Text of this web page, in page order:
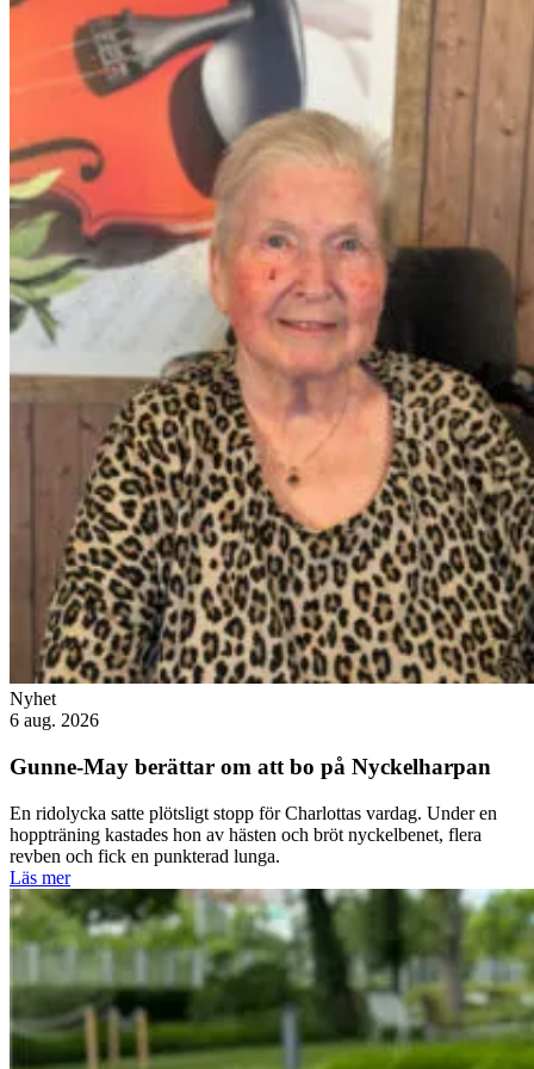
Nyhet
6 aug. 2026
Gunne-May berättar om att bo på Nyckelharpan
En ridolycka satte plötsligt stopp för Charlottas vardag. Under en
hoppträning kastades hon av hästen och bröt nyckelbenet, flera
revben och fick en punkterad lunga.
Läs mer